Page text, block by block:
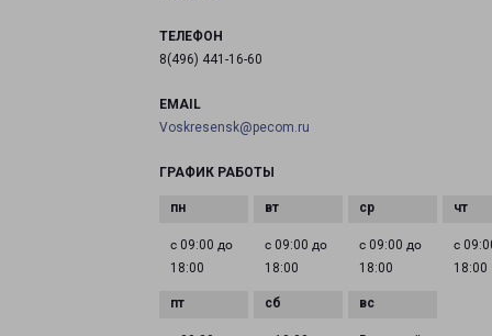
ТЕЛЕФОН
8(496) 441-16-60
EMAIL
Voskresensk@pecom.ru
ГРАФИК РАБОТЫ
с 09:00 до
18:00
с 09:00 до
18:00
с 09:00 до
18:00
с
18:00